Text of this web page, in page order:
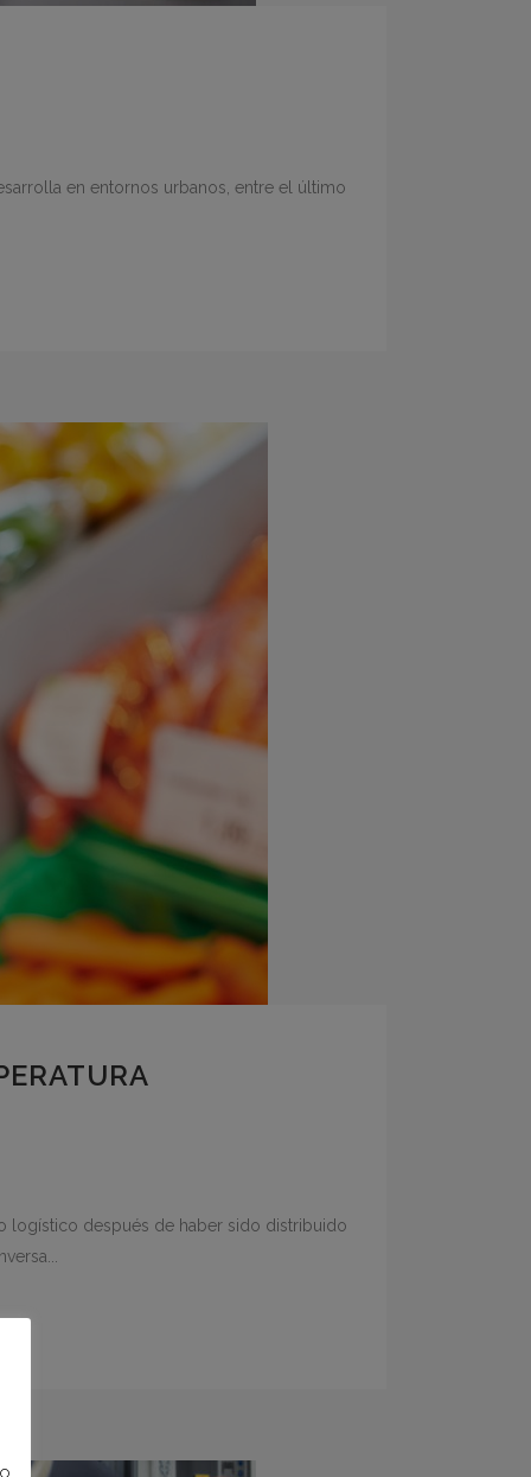
en entornos urbanos, entre el último
logístico después de haber sido distribuido